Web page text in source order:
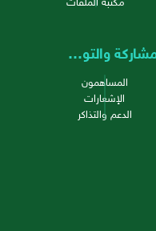
المشاركة والتواصل
المساهمون
الإشعارات
الدعم والتذاكر